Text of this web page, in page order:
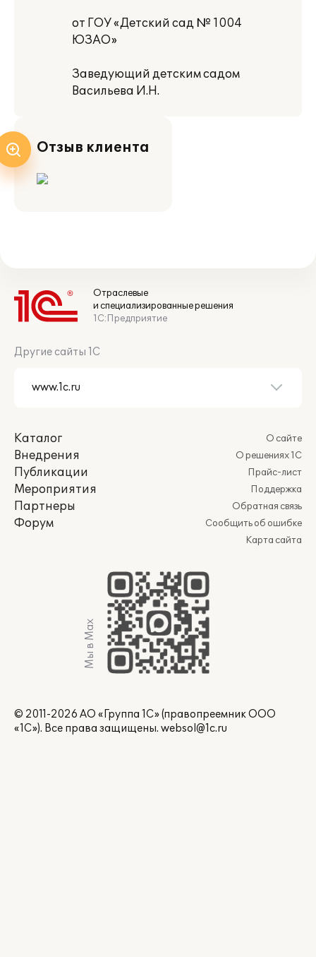
от ГОУ «Детский сад № 1004
ЮЗАО»
Заведующий детским садом
Васильева И.Н.
Отзыв клиента
Отраслевые
и специализированные решения
1С:Предприятие
Другие сайты 1С
Каталог
Внедрения
Публикации
Мероприятия
Партнеры
Форум
О сайте
О решениях 1С
Прайс-лист
Поддержка
Обратная связь
Сообщить об ошибке
Карта сайта
Мы в Max
© 2011-2026 АО «Группа 1С» (правопреемник ООО
«1С»). Все права защищены. websol@1c.ru